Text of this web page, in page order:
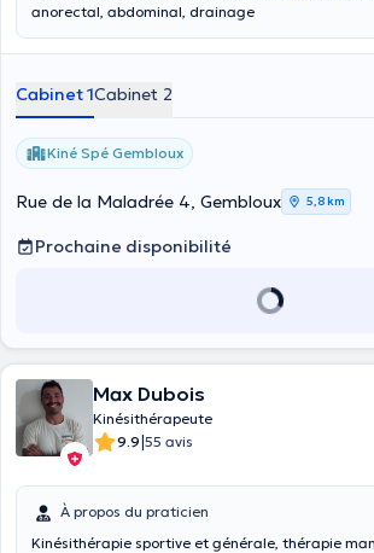
anorectal, abdominal, drainage
Cabinet 1Cabinet 2
Kiné Spé Gembloux
Rue de la Maladrée 4, Gembloux 5,8 km
Prochaine disponibilité
Max Dubois
Kinésithérapeute
9.9|55 avis
À propos du praticien
Kinésithérapie sportive et générale, thérapie